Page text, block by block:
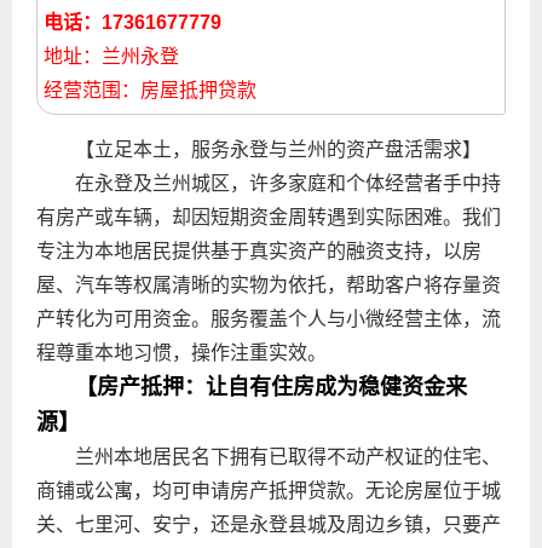
电话：17361677779
地址：兰州永登
经营范围：房屋抵押贷款
【立足本土，服务永登与兰州的资产盘活需求】
在永登及兰州城区，许多家庭和个体经营者手中持
有房产或车辆，却因短期资金周转遇到实际困难。我们
专注为本地居民提供基于真实资产的融资支持，以房
屋、汽车等权属清晰的实物为依托，帮助客户将存量资
产转化为可用资金。服务覆盖个人与小微经营主体，流
程尊重本地习惯，操作注重实效。
【房产抵押：让自有住房成为稳健资金来
源】
兰州本地居民名下拥有已取得不动产权证的住宅、
商铺或公寓，均可申请房产抵押贷款。无论房屋位于城
关、七里河、安宁，还是永登县城及周边乡镇，只要产